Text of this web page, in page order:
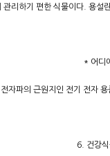
리하기 편한 식물이다. 용
* 어디
전자파의 근원지인 전기 전자
6. 건강